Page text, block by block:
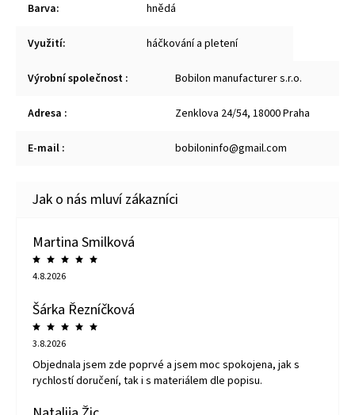
Barva: hnědá
Využití: háčkování a pletení
Výrobní společnost : Bobilon manufacturer s.r.o.
Adresa : Zenklova 24/54, 18000 Praha
E-mail : bobiloninfo@gmail.com
Martina Smilková
4.8.2026
Šárka Řezníčková
3.8.2026
Objednala jsem zde poprvé a jsem moc spokojena, jak s
rychlostí doručení, tak i s materiálem dle popisu.